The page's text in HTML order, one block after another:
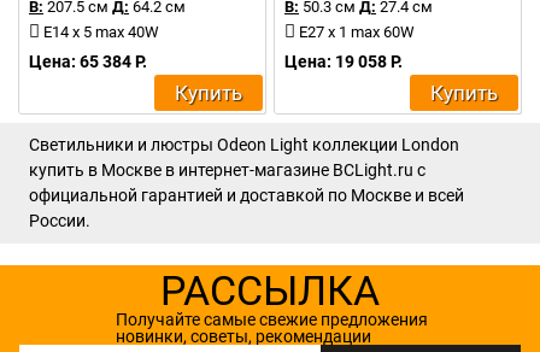
В: 207.5 см Д: 64.2 см
E14 x 5 max 40W
Цена: 65 384 Р.
Купить
В: 50.3 см Д: 27.4 см
E27 x 1 max 60W
Цена: 19 058 Р.
Купить
Светильники и люстры Odeon Light коллекции London
купить в Москве в интернет-магазине BCLight.ru с
официальной гарантией и доставкой по Москве и всей
России.
РАССЫЛКА
Получайте самые свежие предложения
новинки, советы, рекомендации